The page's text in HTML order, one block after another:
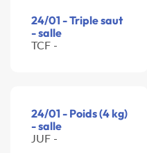
24/01 - Triple saut
- salle
TCF -
24/01 - Poids (4 kg)
- salle
JUF -